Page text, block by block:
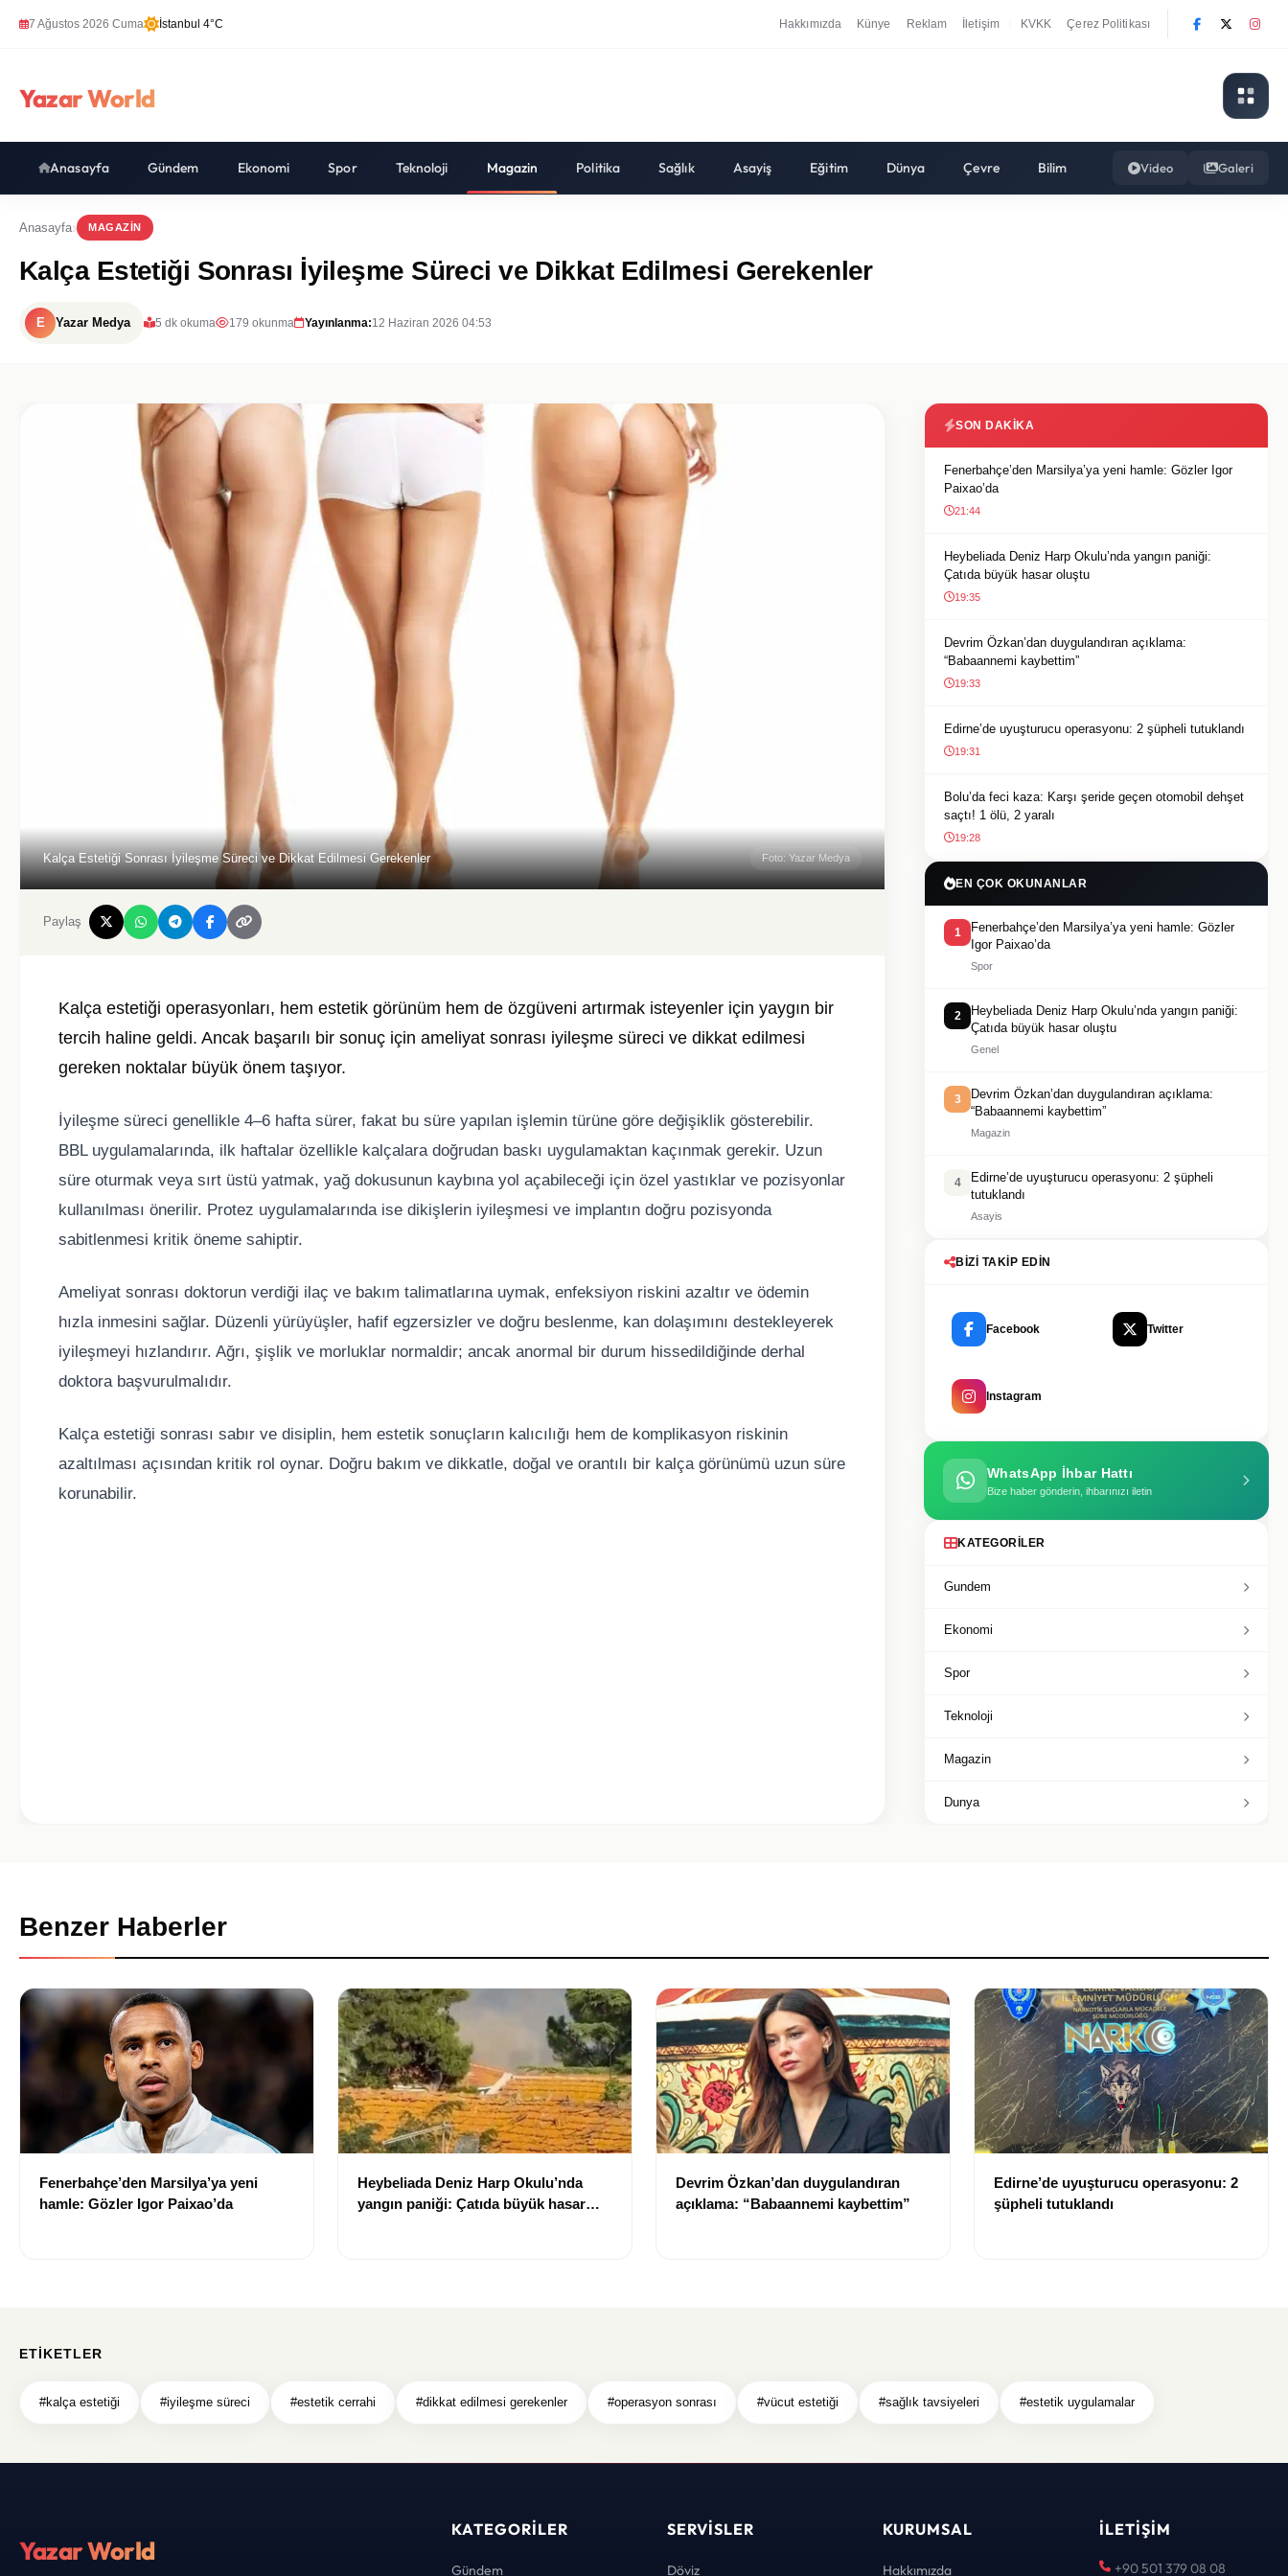
7 Ağustos 2026 Cuma İstanbul 4°C Hakkımızda Künye Reklam İletişim KVKK Çerez Politikası
Yazar World
Anasayfa Gündem Ekonomi Spor Teknoloji Magazin Politika Sağlık Asayiş Eğitim Dünya Çevre Bilim Video Galeri
Anasayfa MAGAZIN
Kalça Estetiği Sonrası İyileşme Süreci ve Dikkat Edilmesi Gerekenler
E Yazar Medya 5 dk okuma 179 okunma Yayınlanma:12 Haziran 2026 04:53
Kalça Estetiği Sonrası İyileşme Süreci ve Dikkat Edilmesi Gerekenler Foto: Yazar Medya
Paylaş
Kalça estetiği operasyonları, hem estetik görünüm hem de özgüveni artırmak isteyenler için yaygın bir
tercih haline geldi. Ancak başarılı bir sonuç için ameliyat sonrası iyileşme süreci ve dikkat edilmesi
gereken noktalar büyük önem taşıyor.
İyileşme süreci genellikle 4–6 hafta sürer, fakat bu süre yapılan işlemin türüne göre değişiklik gösterebilir.
BBL uygulamalarında, ilk haftalar özellikle kalçalara doğrudan baskı uygulamaktan kaçınmak gerekir. Uzun
süre oturmak veya sırt üstü yatmak, yağ dokusunun kaybına yol açabileceği için özel yastıklar ve pozisyonlar
kullanılması önerilir. Protez uygulamalarında ise dikişlerin iyileşmesi ve implantın doğru pozisyonda
sabitlenmesi kritik öneme sahiptir.
Ameliyat sonrası doktorun verdiği ilaç ve bakım talimatlarına uymak, enfeksiyon riskini azaltır ve ödemin
hızla inmesini sağlar. Düzenli yürüyüşler, hafif egzersizler ve doğru beslenme, kan dolaşımını destekleyerek
iyileşmeyi hızlandırır. Ağrı, şişlik ve morluklar normaldir; ancak anormal bir durum hissedildiğinde derhal
doktora başvurulmalıdır.
Kalça estetiği sonrası sabır ve disiplin, hem estetik sonuçların kalıcılığı hem de komplikasyon riskinin
azaltılması açısından kritik rol oynar. Doğru bakım ve dikkatle, doğal ve orantılı bir kalça görünümü uzun süre
korunabilir.
SON DAKIKA
Fenerbahçe’den Marsilya’ya yeni hamle: Gözler Igor
Paixao’da
21:44
Heybeliada Deniz Harp Okulu’nda yangın paniği:
Çatıda büyük hasar oluştu
19:35
Devrim Özkan’dan duygulandıran açıklama:
“Babaannemi kaybettim”
19:33
Edirne’de uyuşturucu operasyonu: 2 şüpheli tutuklandı
19:31
Bolu’da feci kaza: Karşı şeride geçen otomobil dehşet
saçtı! 1 ölü, 2 yaralı
19:28
EN ÇOK OKUNANLAR
1
Fenerbahçe’den Marsilya’ya yeni hamle: Gözler
Igor Paixao’da
Spor
2
Heybeliada Deniz Harp Okulu’nda yangın paniği:
Çatıda büyük hasar oluştu
Genel
3
Devrim Özkan’dan duygulandıran açıklama:
“Babaannemi kaybettim”
Magazin
4
Edirne’de uyuşturucu operasyonu: 2 şüpheli
tutuklandı
Asayis
BIZI TAKIP EDIN
Facebook Twitter
Instagram
WhatsApp İhbar Hattı
Bize haber gönderin, ihbarınızı iletin
KATEGORILER
Gundem
Ekonomi
Spor
Teknoloji
Magazin
Dunya
Benzer Haberler
Fenerbahçe’den Marsilya’ya yeni
hamle: Gözler Igor Paixao’da
Heybeliada Deniz Harp Okulu’nda
yangın paniği: Çatıda büyük hasar
Devrim Özkan’dan duygulandıran
açıklama: “Babaannemi kaybettim”
Edirne’de uyuşturucu operasyonu: 2
şüpheli tutuklandı
ETIKETLER
#kalça estetiği #iyileşme süreci #estetik cerrahi #dikkat edilmesi gerekenler #operasyon sonrası #vücut estetiği #sağlık tavsiyeleri #estetik uygulamalar
Yazar World
KATEGORILER
Gündem
SERVISLER
Döviz
KURUMSAL
Hakkımızda
İLETIŞIM
+90 501 379 08 08